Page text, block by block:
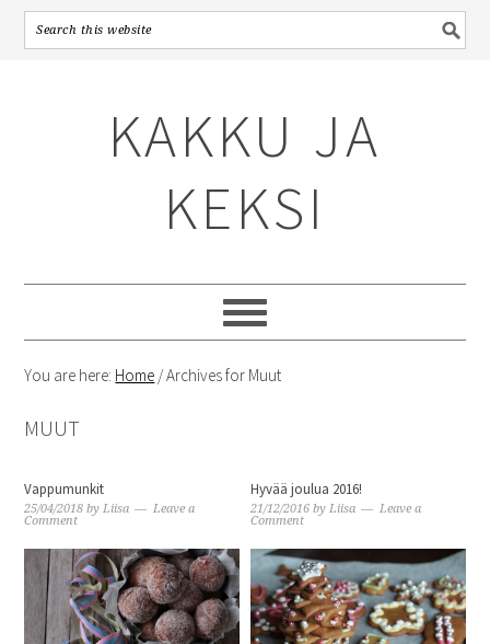
KAKKU JA
KEKSI
You are here: Home /Archives for Muut
MUUT
Vappumunkit
25/04/2018 byLiisa
Leave a
Comment
Hyvää joulua 2016!
21/12/2016 byLiisa
Leave a
Comment